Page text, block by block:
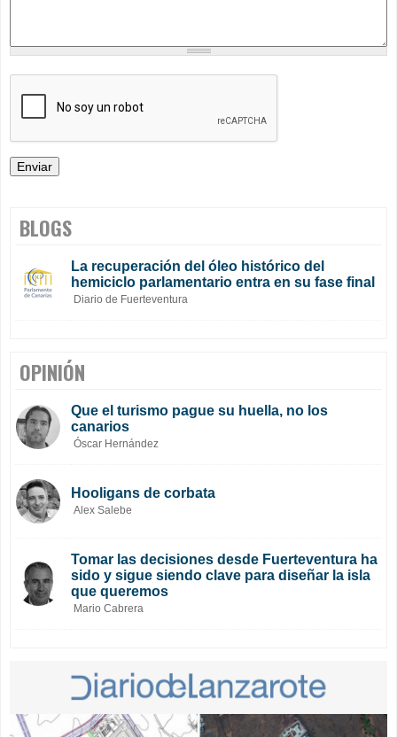
BLOGS
La recuperación del óleo histórico del
hemiciclo parlamentario entra en su fase final
Diario de Fuerteventura
OPINIÓN
Que el turismo pague su huella, no los
canarios
Óscar Hernández
Hooligans de corbata
Alex Salebe
Tomar las decisiones desde Fuerteventura ha
sido y sigue siendo clave para diseñar la isla
que queremos
Mario Cabrera